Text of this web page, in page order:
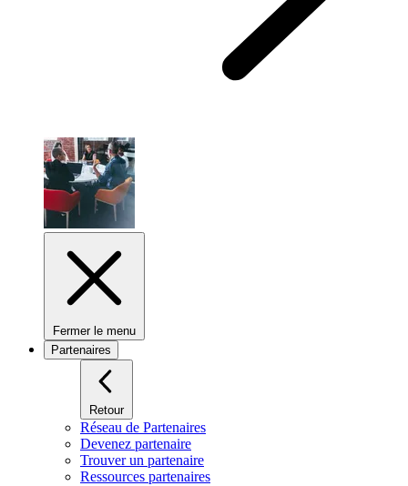
Fermer le menu
Partenaires
Retour
Réseau de Partenaires
Devenez partenaire
Trouver un partenaire
Ressources partenaires